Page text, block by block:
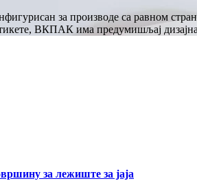
за производе са равном
ВКПАК има предумишљај
за лежиште за јаја